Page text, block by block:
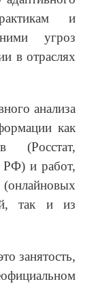
и
угроз
в отраслях
анализа
как
(Росстат,
и работ,
так и из
занятость,